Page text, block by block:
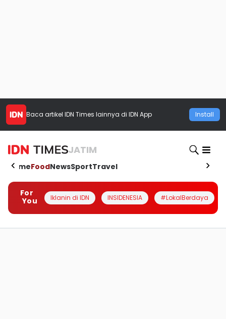
Baca artikel IDN Times lainnya di IDN App Install
JATIM
HomeFoodNewsSportTravel
For
You
Iklanin di IDN INSIDENESIA #LokalBerdaya